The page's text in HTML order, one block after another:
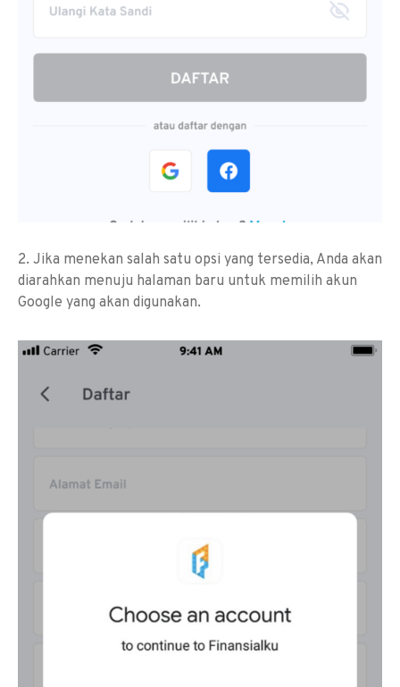
2. Jika menekan salah satu opsi yang tersedia, Anda akan
diarahkan menuju halaman baru untuk memilih akun
Google yang akan digunakan.